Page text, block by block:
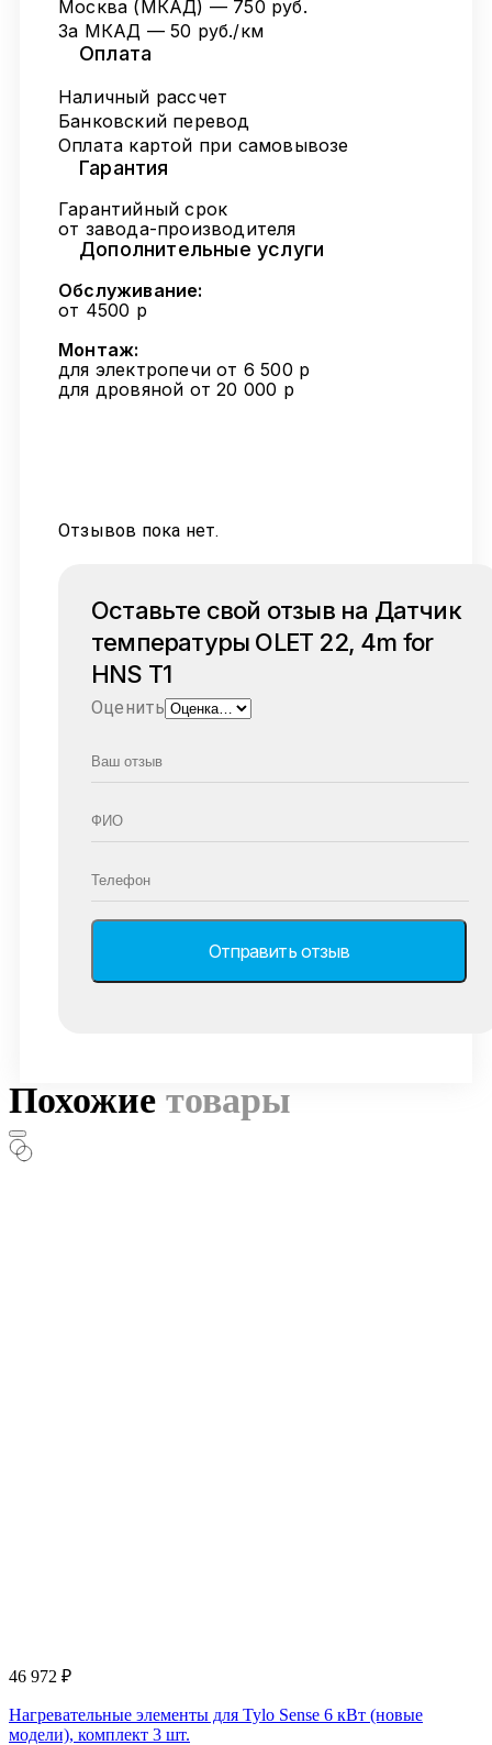
Москва (МКАД) — 750 руб.
За МКАД — 50 руб./км
Оплата
Наличный рассчет
Банковский перевод
Оплата картой при самовывозе
Гарантия
Гарантийный срок
от завода-производителя
Дополнительные услуги
Обслуживание:
от 4500 р
Монтаж:
для электропечи от 6 500 р
для дровяной от 20 000 р
Отзывов пока нет.
Оставьте свой отзыв на Датчик
температуры OLET 22, 4m for
HNS T1
Оценить
Похожие товары
46 972 ₽
Нагревательные элементы для Tylo Sense 6 кВт (новые
модели), комплект 3 шт.